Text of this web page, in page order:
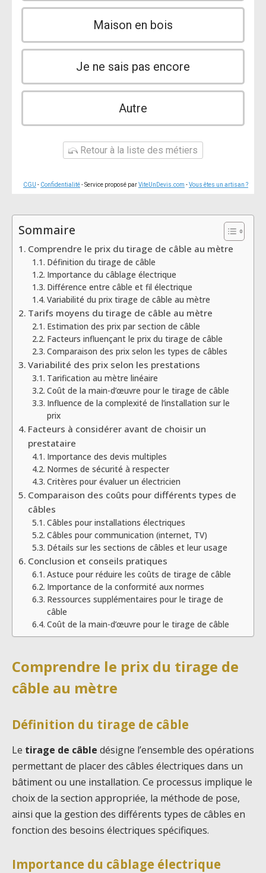
Maison en bois
Je ne sais pas encore
Autre
Retour à la liste des métiers
CGU - Confidentialité- Service proposé parViteUnDevis.com -Vous êtes un artisan ?
Sommaire
Comprendre le prix du tirage de câble au mètre
Définition du tirage de câble
Importance du câblage électrique
Différence entre câble et fil électrique
Variabilité du prix tirage de câble au mètre
Tarifs moyens du tirage de câble au mètre
Estimation des prix par section de câble
Facteurs influençant le prix du tirage de câble
Comparaison des prix selon les types de câbles
Variabilité des prix selon les prestations
Tarification au mètre linéaire
Coût de la main-d’œuvre pour le tirage de câble
Influence de la complexité de l’installation sur le
prix
Facteurs à considérer avant de choisir un
prestataire
Importance des devis multiples
Normes de sécurité à respecter
Critères pour évaluer un électricien
Comparaison des coûts pour différents types de
câbles
Câbles pour installations électriques
Câbles pour communication (internet, TV)
Détails sur les sections de câbles et leur usage
Conclusion et conseils pratiques
Astuce pour réduire les coûts de tirage de câble
Importance de la conformité aux normes
Ressources supplémentaires pour le tirage de
câble
Coût de la main-d’œuvre pour le tirage de câble
Comprendre le prix du tirage de
câble au mètre
Définition du tirage de câble
Le tirage de câble désigne l’ensemble des opérations
permettant de placer des câbles électriques dans un
bâtiment ou une installation. Ce processus implique le
choix de la section appropriée, la méthode de pose,
ainsi que la gestion des différents types de câbles en
fonction des besoins électriques spécifiques.
Importance du câblage électrique